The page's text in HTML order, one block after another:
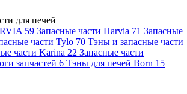
для печей
59 Запасные части Harvia 71 Запасные
части Tylo 70 Тэны и запасные части
части Karina 22 Запасные части
запчастей 6 Тэны для печей Born 15